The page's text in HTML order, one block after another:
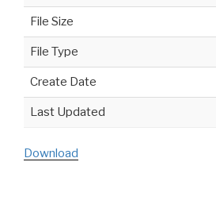
File Size
File Type
Create Date
Last Updated
Download